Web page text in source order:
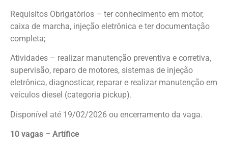
Requisitos Obrigatórios – ter conhecimento em motor,
caixa de marcha, injeção eletrônica e ter documentação
completa;
Atividades – realizar manutenção preventiva e corretiva,
supervisão, reparo de motores, sistemas de injeção
eletrônica, diagnosticar, reparar e realizar manutenção em
veículos diesel (categoria pickup).
Disponível até 19/02/2026 ou encerramento da vaga.
10 vagas – Artífice